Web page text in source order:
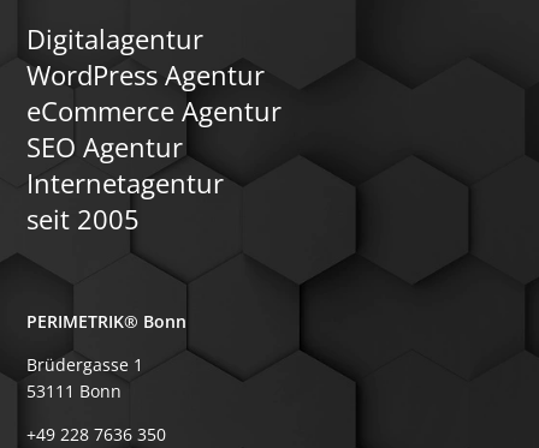
Digitalagentur
WordPress Agentur
eCommerce Agentur
SEO Agentur
Internetagentur
seit 2005
PERIMETRIK® Bonn
Brüdergasse 1
53111 Bonn
+49 228 7636 350